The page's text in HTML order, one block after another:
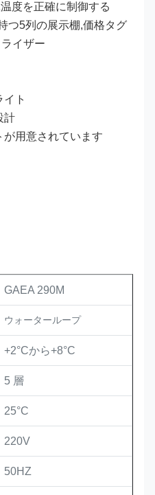
度を正確に制御する
つ5列の展示棚,価格タグ
イザー
ト
計
用意されています
GAEA 290M
ウォーターループ
+2°Cから+8°C
5 層
25°C
220V
50HZ